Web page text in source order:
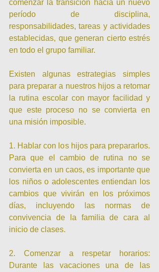
comenzar la transición hacia un nuevo
período de disciplina,
responsabilidades, tareas y actividades
establecidas, que generan cierto estrés
en todo el grupo familiar.
Existen algunas estrategias simples
para preparar a nuestros hijos a retomar
la rutina escolar con mayor facilidad y
que este proceso no se convierta en
una misión imposible.
1. Hablar con los hijos para prepararlos.
Para que el cambio de rutina no se
convierta en un caos, es importante que
los niños o adolescentes entiendan los
cambios que vivirán en los próximos
días, incluyendo las normas de
convivencia de la familia de cara al
inicio de clases.
2. Comenzar a respetar horarios:
Durante las vacaciones una de las